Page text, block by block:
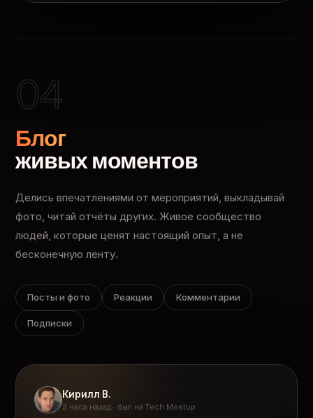
04
Блог
живых моментов
Делись впечатлениями от мероприятий, выкладывай
фото, читай отчёты других. Живое сообщество
людей, которые ценят настоящий опыт, а не
бесконечную ленту.
Посты и фото Реакции Комментарии
Подписки
Кирилл В.
2 часа назад · был на Tech Meetup